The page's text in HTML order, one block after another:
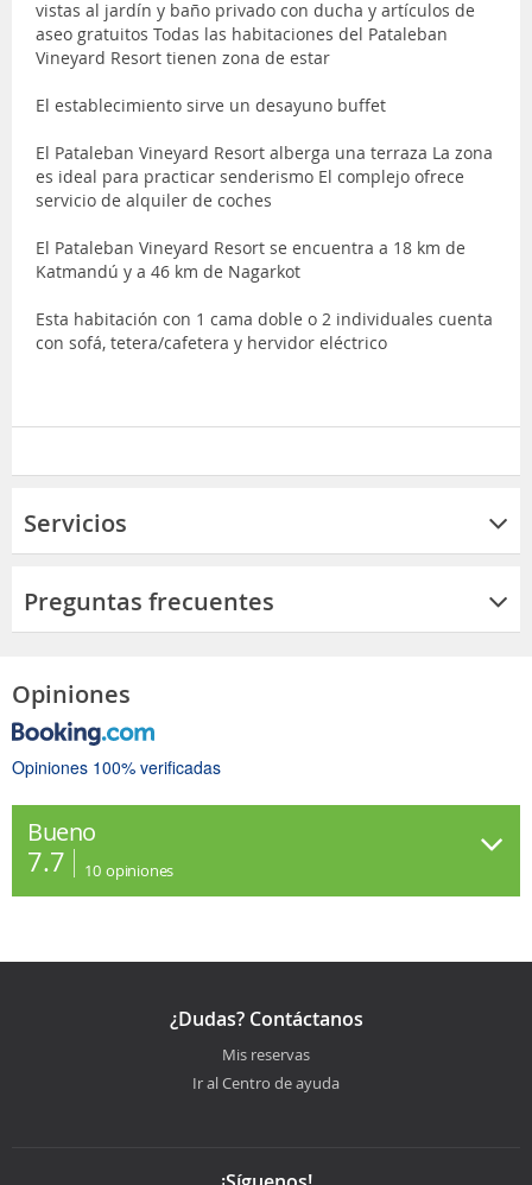
vistas al jardín y baño privado con ducha y artículos de
aseo gratuitos Todas las habitaciones del Pataleban
Vineyard Resort tienen zona de estar
El establecimiento sirve un desayuno buffet
El Pataleban Vineyard Resort alberga una terraza La zona
es ideal para practicar senderismo El complejo ofrece
servicio de alquiler de coches
El Pataleban Vineyard Resort se encuentra a 18 km de
Katmandú y a 46 km de Nagarkot
Esta habitación con 1 cama doble o 2 individuales cuenta
con sofá, tetera/cafetera y hervidor eléctrico
Servicios
Preguntas frecuentes
Opiniones
Opiniones 100% verificadas
Bueno
7.7 10 opiniones
¿Dudas? Contáctanos
Mis reservas
Ir al Centro de ayuda